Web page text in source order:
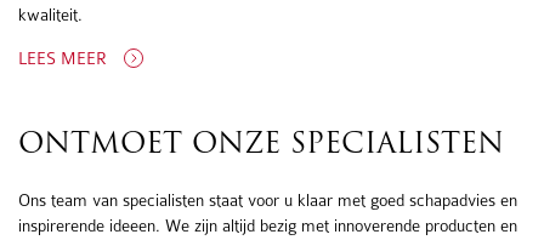
kwaliteit.
LEES MEER
ONTMOET ONZE SPECIALISTEN
Ons team van specialisten staat voor u klaar met goed schapadvies en
inspirerende ideeen. We zijn altijd bezig met innoverende producten en